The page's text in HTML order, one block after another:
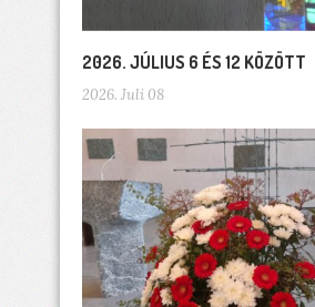
2026. JÚLIUS 6 ÉS 12 KÖZÖTT
2026. Juli 08